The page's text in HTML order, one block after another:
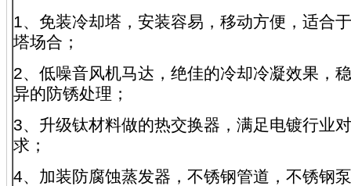
1、免装冷却塔，安装容易，移动方便，适合
塔场合；
2、低噪音风机马达，绝佳的冷却冷凝效果，
异的防锈处理；
3、升级钛材料做的热交换器，满足电镀行业
求；
4、加装防腐蚀蒸发器，不锈钢管道，不锈钢